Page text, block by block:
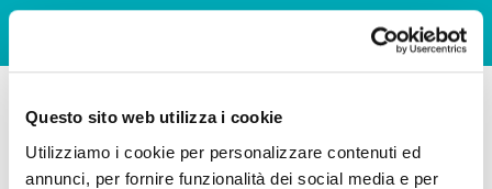
Questo sito web utilizza i cookie
Utilizziamo i cookie per personalizzare contenuti ed
annunci, per fornire funzionalità dei social media e per